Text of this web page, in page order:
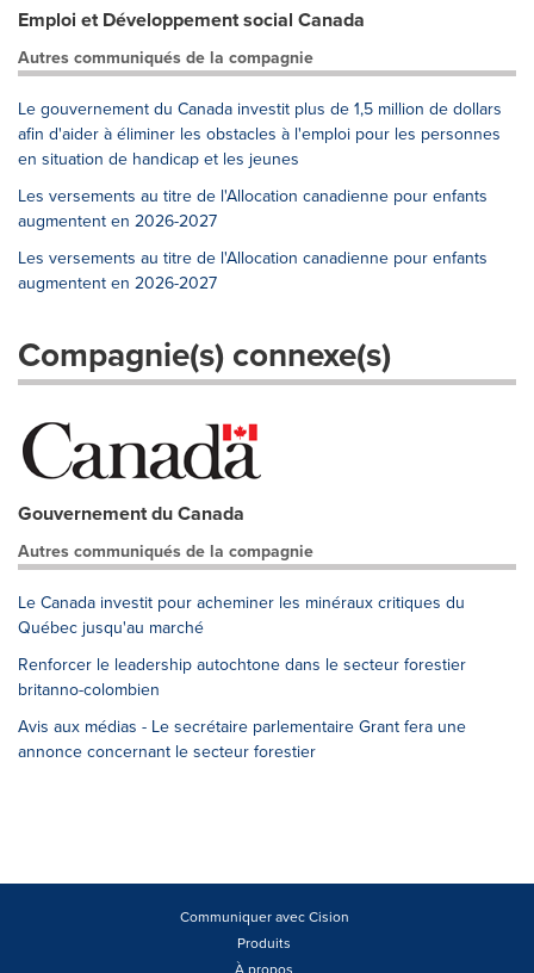
Emploi et Développement social Canada
Autres communiqués de la compagnie
Le gouvernement du Canada investit plus de 1,5 million de dollars
afin d'aider à éliminer les obstacles à l'emploi pour les personnes
en situation de handicap et les jeunes
Les versements au titre de l'Allocation canadienne pour enfants
augmentent en 2026-2027
Les versements au titre de l'Allocation canadienne pour enfants
augmentent en 2026-2027
Compagnie(s) connexe(s)
Gouvernement du Canada
Autres communiqués de la compagnie
Le Canada investit pour acheminer les minéraux critiques du
Québec jusqu'au marché
Renforcer le leadership autochtone dans le secteur forestier
britanno-colombien
Avis aux médias - Le secrétaire parlementaire Grant fera une
annonce concernant le secteur forestier
Communiquer avec Cision
Produits